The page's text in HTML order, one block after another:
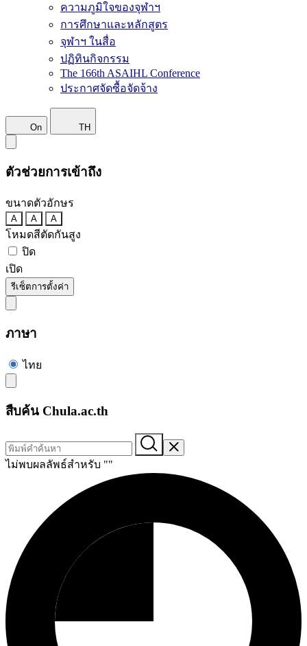
ความภูมิใจของจุฬาฯ
การศึกษาและหลักสูตร
จุฬาฯ ในสื่อ
ปฏิทินกิจกรรม
The 166th ASAIHL Conference
ประกาศจัดซื้อจัดจ้าง
On TH
ตัวช่วยการเข้าถึง
ขนาดตัวอักษร
A A A
โหมดสีตัดกันสูง
ปิด
เปิด
รีเซ็ตการตั้งค่า
ภาษา
ไทย
สืบค้น Chula.ac.th
ไม่พบผลลัพธ์สำหรับ ""